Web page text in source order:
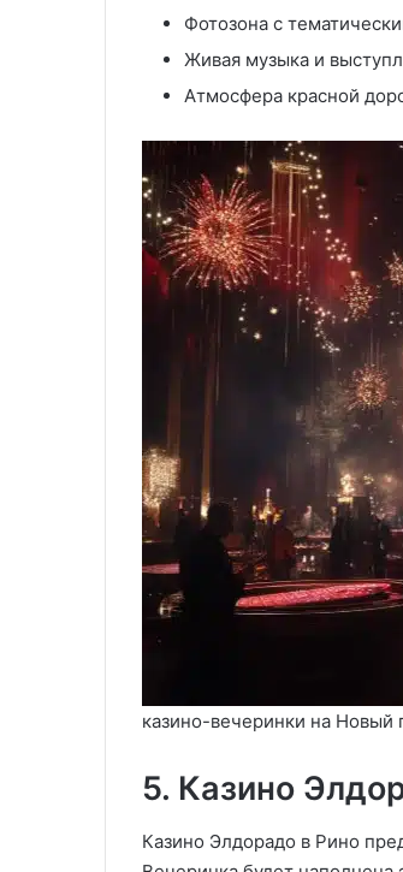
Фотозона с
Живая музыка и
Атмосфера красной
казино-вечеринки на Новый
5. Казино
Казино Элдорадо в Рино